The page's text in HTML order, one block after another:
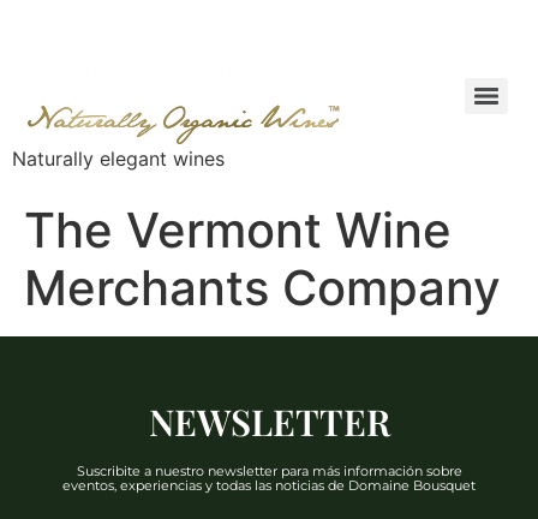
Naturally elegant wines
The Vermont Wine
Merchants Company
NEWSLETTER
Suscribite a nuestro newsletter para más información sobre
eventos, experiencias y todas las noticias de Domaine Bousquet